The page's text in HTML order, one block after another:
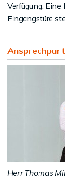
Verfügung.
Eingangstüre
Herr Thomas